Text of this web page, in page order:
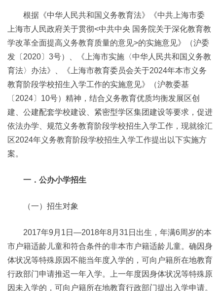
根据《中华人民共和国义务教育法》《中共上海市委
上海市人民政府关于贯彻<中共中央 国务院关于深化教育教
学改革全面提高义务教育质量的意见>的实施意见》（沪委
发〔2020〕3号）、《上海市实施〈中华人民共和国义务教
育法〉办法》、《上海市教育委员会关于2024年本市义务
教育阶段学校招生入学工作的实施意见》（沪教委基
〔2024〕10号）精神，结合义务教育优质均衡发展区创
建、公建配套学校建设、紧密型学区集团建设等要求，促进
依法办学、规范义务教育阶段学校招生入学工作，现就徐汇
区2024年义务教育阶段学校招生入学工作提出以下实施方
案。
一 ． 公办小学招生
（一）招生对象
2017年9月1日—2018年8月31日出生，年满6周岁的本
市户籍适龄儿童和符合条件的非本市户籍适龄儿童。确因身
体状况等特殊原因不能当年度入学的，可向户籍所在地教育
行政部门申请推迟一年入学。上一年度因身体状况等特殊原
因未入学的，可向户籍所在地教育行政部门提出入学申请。